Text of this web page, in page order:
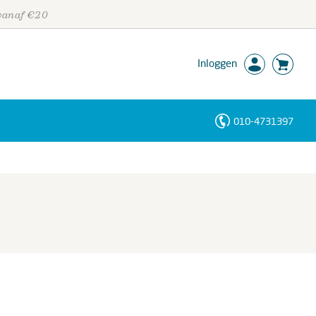
€20
Inloggen
010-4731397
Personen